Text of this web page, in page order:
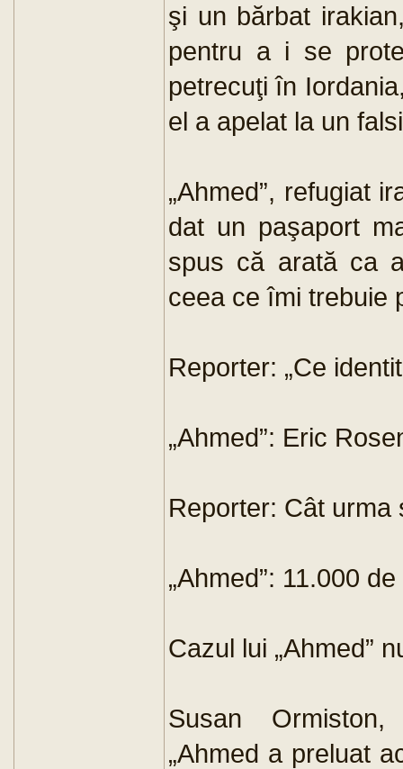
şi un bărbat
pentru a i se
petrecuţi în
el a apelat la un
„Ahmed”, refugiat
dat un paşaport
spus că arată ca
ceea ce îmi trebuie
Reporter: „Ce
„Ahmed”: Eric
Reporter: Cât urma
„Ahmed”: 11.000
Cazul lui „Ahmed”
Susan
„Ahmed a preluat